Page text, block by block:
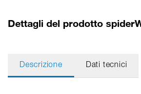
Dettagli del prodotto
Descrizione Dati tecnici